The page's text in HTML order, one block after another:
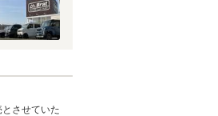
させていた